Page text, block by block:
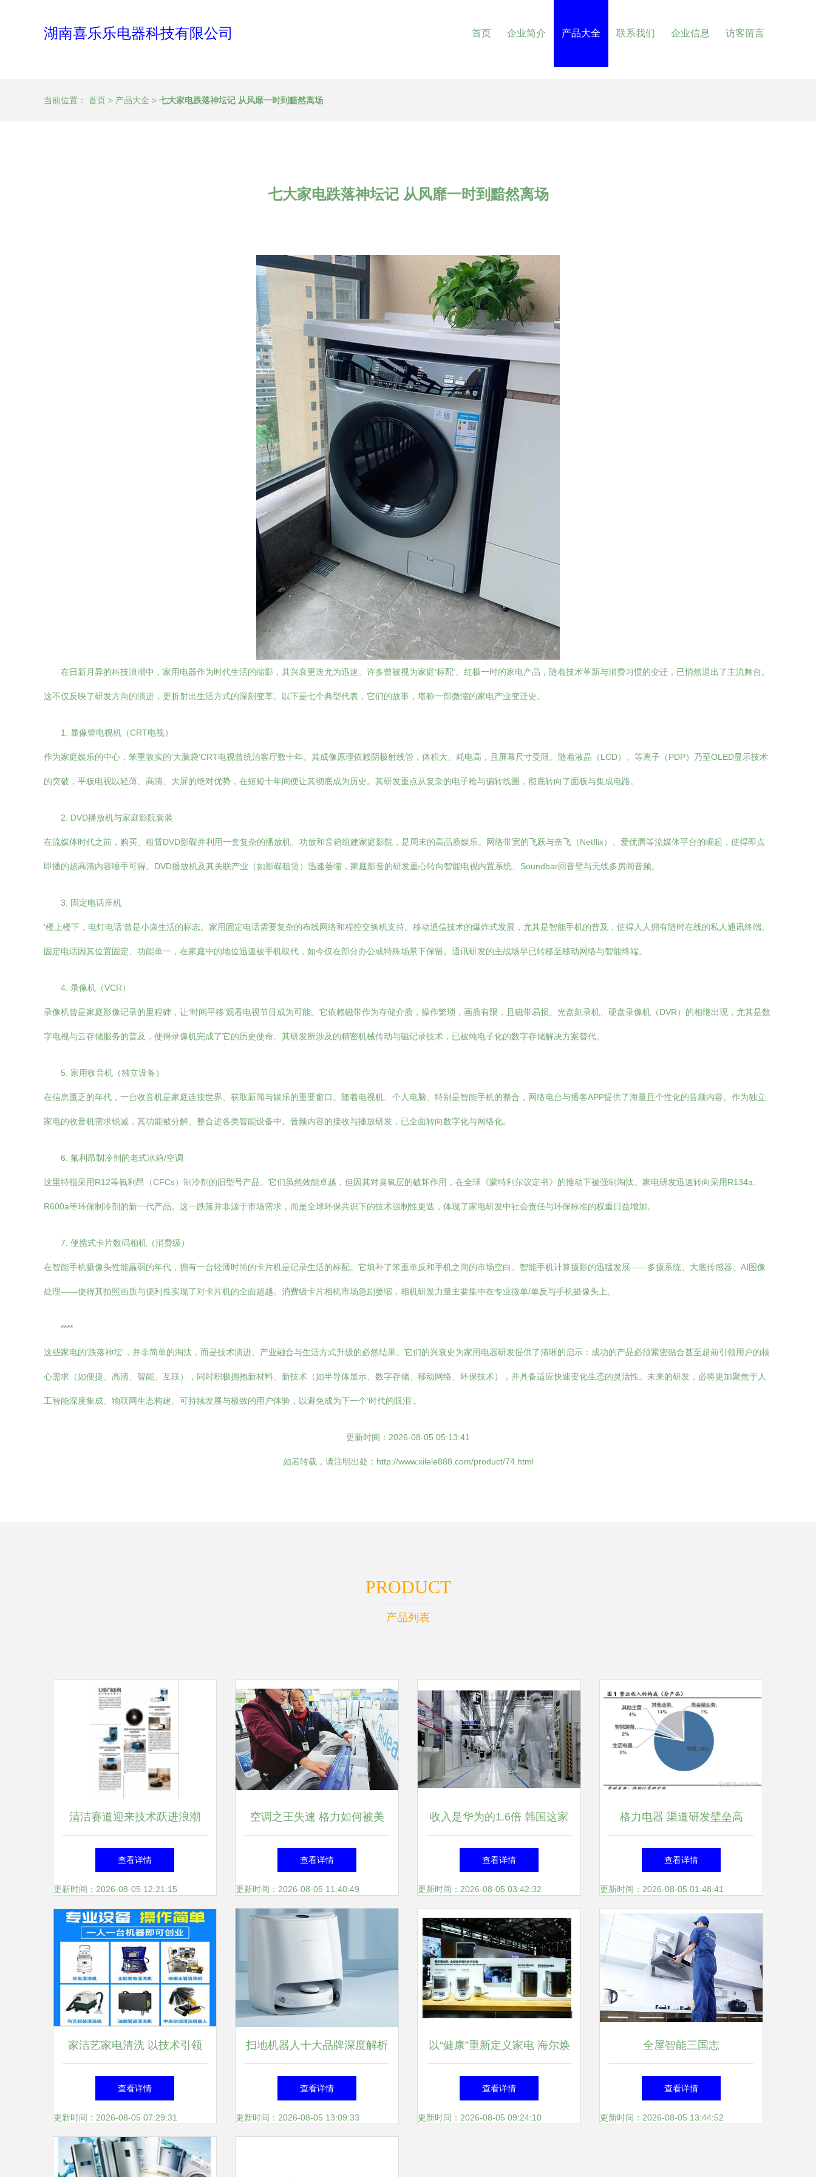
湖南喜乐乐电器科技有限公司 首页 企业简介 产品大全 联系我们 企业信息 访客留言
当前位置： 首页 > 产品大全 > 七大家电跌落神坛记 从风靡一时到黯然离场
七大家电跌落神坛记 从风靡一时到黯然离场
在日新月异的科技浪潮中，家用电器作为时代生活的缩影，其兴衰更迭尤为迅速。许多曾被视为家庭‘标配’、红极一时的家电产品，随着技术革新与消费习惯的变迁，已悄然退出了主流舞台。
这不仅反映了研发方向的演进，更折射出生活方式的深刻变革。以下是七个典型代表，它们的故事，堪称一部微缩的家电产业变迁史。
1. 显像管电视机（CRT电视）
作为家庭娱乐的中心，笨重敦实的‘大脑袋’CRT电视曾统治客厅数十年。其成像原理依赖阴极射线管，体积大、耗电高，且屏幕尺寸受限。随着液晶（LCD）、等离子（PDP）乃至OLED显示技术
的突破，平板电视以轻薄、高清、大屏的绝对优势，在短短十年间便让其彻底成为历史。其研发重点从复杂的电子枪与偏转线圈，彻底转向了面板与集成电路。
2. DVD播放机与家庭影院套装
在流媒体时代之前，购买、租赁DVD影碟并利用一套复杂的播放机、功放和音箱组建家庭影院，是周末的高品质娱乐。网络带宽的飞跃与奈飞（Netflix）、爱优腾等流媒体平台的崛起，使得即点
即播的超高清内容唾手可得。DVD播放机及其关联产业（如影碟租赁）迅速萎缩，家庭影音的研发重心转向智能电视内置系统、Soundbar回音壁与无线多房间音频。
3. 固定电话座机
‘楼上楼下，电灯电话’曾是小康生活的标志。家用固定电话需要复杂的布线网络和程控交换机支持。移动通信技术的爆炸式发展，尤其是智能手机的普及，使得人人拥有随时在线的私人通讯终端。
固定电话因其位置固定、功能单一，在家庭中的地位迅速被手机取代，如今仅在部分办公或特殊场景下保留。通讯研发的主战场早已转移至移动网络与智能终端。
4. 录像机（VCR）
录像机曾是家庭影像记录的里程碑，让‘时间平移’观看电视节目成为可能。它依赖磁带作为存储介质，操作繁琐，画质有限，且磁带易损。光盘刻录机、硬盘录像机（DVR）的相继出现，尤其是数
字电视与云存储服务的普及，使得录像机完成了它的历史使命。其研发所涉及的精密机械传动与磁记录技术，已被纯电子化的数字存储解决方案替代。
5. 家用收音机（独立设备）
在信息匮乏的年代，一台收音机是家庭连接世界、获取新闻与娱乐的重要窗口。随着电视机、个人电脑、特别是智能手机的整合，网络电台与播客APP提供了海量且个性化的音频内容。作为独立
家电的收音机需求锐减，其功能被分解、整合进各类智能设备中。音频内容的接收与播放研发，已全面转向数字化与网络化。
6. 氟利昂制冷剂的老式冰箱/空调
这里特指采用R12等氟利昂（CFCs）制冷剂的旧型号产品。它们虽然效能卓越，但因其对臭氧层的破坏作用，在全球《蒙特利尔议定书》的推动下被强制淘汰。家电研发迅速转向采用R134a、
R600a等环保制冷剂的新一代产品。这一跌落并非源于市场需求，而是全球环保共识下的技术强制性更迭，体现了家电研发中社会责任与环保标准的权重日益增加。
7. 便携式卡片数码相机（消费级）
在智能手机摄像头性能羸弱的年代，拥有一台轻薄时尚的卡片机是记录生活的标配。它填补了笨重单反和手机之间的市场空白。智能手机计算摄影的迅猛发展——多摄系统、大底传感器、AI图像
处理——使得其拍照画质与便利性实现了对卡片机的全面超越。消费级卡片相机市场急剧萎缩，相机研发力量主要集中在专业微单/单反与手机摄像头上。
****
这些家电的‘跌落神坛’，并非简单的淘汰，而是技术演进、产业融合与生活方式升级的必然结果。它们的兴衰史为家用电器研发提供了清晰的启示：成功的产品必须紧密贴合甚至超前引领用户的核
心需求（如便捷、高清、智能、互联），同时积极拥抱新材料、新技术（如半导体显示、数字存储、移动网络、环保技术），并具备适应快速变化生态的灵活性。未来的研发，必将更加聚焦于人
工智能深度集成、物联网生态构建、可持续发展与极致的用户体验，以避免成为下一个‘时代的眼泪’。
更新时间：2026-08-05 05:13:41
如若转载，请注明出处：http://www.xilele888.com/product/74.html
PRODUCT
产品列表
清洁赛道迎来技术跃进浪潮
日本Uoni由利如何风靡海内外
智能家电市场
查看详情
更新时间：2026-08-05 12:21:15
空调之王失速 格力如何被美
的逆袭，中国家电第一易主的
深层逻辑
查看详情
更新时间：2026-08-05 11:40:49
收入是华为的1.6倍 韩国这家
企业三家公司跻身世界500
强，致力家用电器创新
查看详情
更新时间：2026-08-05 03:42:32
格力电器 渠道研发壁垒高
筑，超级现金牛演绎家电巨头
本色
查看详情
更新时间：2026-08-05 01:48:41
家洁艺家电清洗 以技术引领
生活服务新格局，深耕家用电
器研发
查看详情
更新时间：2026-08-05 07:29:31
扫地机器人十大品牌深度解析
谁更胜一筹？——基于家用电
器研发视角的专业选型指南
查看详情
更新时间：2026-08-05 13:09:33
以“健康”重新定义家电 海尔焕
新健康节即将启动
查看详情
更新时间：2026-08-05 09:24:10
全屋智能三国志
查看详情
更新时间：2026-08-05 13:44:52